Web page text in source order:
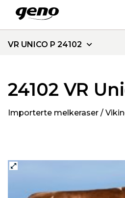
VR UNICO P 24102
24102 VR
Importerte melkeraser /